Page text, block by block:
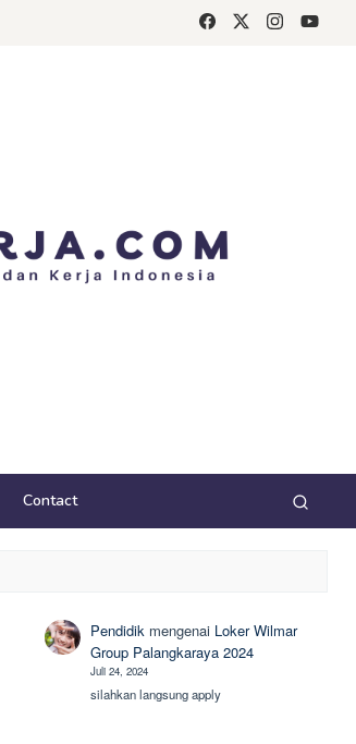
Contact
Pendidik mengenai Loker Wilmar
Group Palangkaraya 2024
Juli 24, 2024
silahkan langsung apply